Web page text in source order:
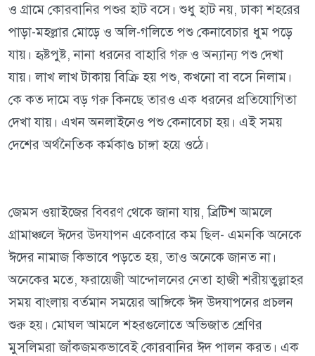
ও গ্রামে কোরবানির পশুর হাট বসে। শুধু হাট নয়, ঢাকা শহরের
পাড়া-মহল্লার মোড়ে ও অলি-গলিতে পশু কেনাবেচার ধুম পড়ে
যায়। হৃষ্টপুষ্ট, নানা ধরনের বাহারি গরু ও অন্যান্য পশু দেখা
যায়। লাখ লাখ টাকায় বিক্রি হয় পশু, কখনো বা বসে নিলাম।
কে কত দামে বড় গরু কিনছে তারও এক ধরনের প্রতিযোগিতা
দেখা যায়। এখন অনলাইনেও পশু কেনাবেচা হয়। এই সময়
দেশের অর্থনৈতিক কর্মকাণ্ড চাঙ্গা হয়ে ওঠে।
জেমস ওয়াইজের বিবরণ থেকে জানা যায়, ব্রিটিশ আমলে
গ্রামাঞ্চলে ঈদের উদযাপন একেবারে কম ছিল- এমনকি অনেকে
ঈদের নামাজ কিভাবে পড়তে হয়, তাও অনেকে জানত না।
অনেকের মতে, ফরায়েজী আন্দোলনের নেতা হাজী শরীয়তুল্লাহর
সময় বাংলায় বর্তমান সময়ের আঙ্গিকে ঈদ উদযাপনের প্রচলন
শুরু হয়। মোঘল আমলে শহরগুলোতে অভিজাত শ্রেণির
মুসলিমরা জাঁকজমকভাবেই কোরবানির ঈদ পালন করত। এক